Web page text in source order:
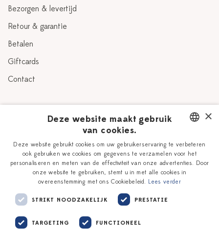
Bezorgen & levertijd
Retour & garantie
Betalen
Giftcards
Contact
Verhaal
Onze plateelschilders
Delfts Blauw
Workshops
Vacatures
Zakelijk
DUTCH
ENGLISH
×
Deze website maakt gebruik
van cookies.
Deze website gebruikt cookies om uw gebruikerservaring te verbeteren
ook gebruiken we cookies om gegevens te verzamelen voor het
personaliseren en meten van de effectiviteit van onze advertenties. Door
onze website te gebruiken, stemt u in met alle cookies in
overeenstemming met ons Cookiebeleid. Lees verder
STRIKT NOODZAKELIJK PRESTATIE
TARGETING FUNCTIONEEL